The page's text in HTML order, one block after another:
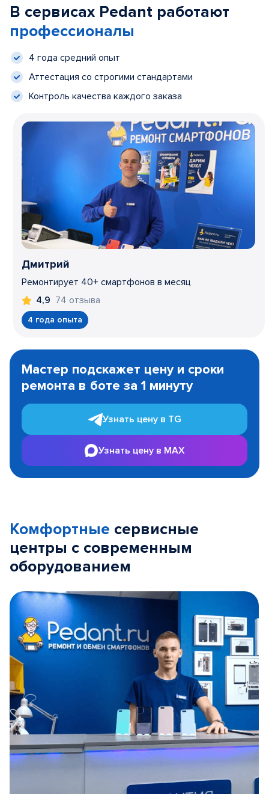
В сервисах Pedant работают
профессионалы
4 года средний опыт
Аттестация со строгими стандартами
Контроль качества каждого заказа
Дмитрий
Ремонтирует 40+ смартфонов в месяц
4,9 74 отзыва
4 года опыта
1
Мастер подскажет цену и сроки
ремонта в боте за 1 минуту
Узнать цену в TG
Узнать цену в MAX
Комфортные сервисные
центры с современным
оборудованием